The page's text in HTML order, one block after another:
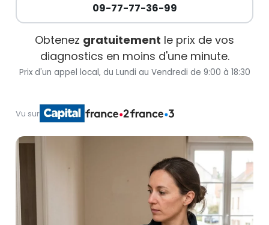
09-77-77-36-99
Obtenez gratuitement le prix de vos
diagnostics en moins d'une minute.
Prix d'un appel local, du Lundi au Vendredi de 9:00 à 18:30
Vu sur